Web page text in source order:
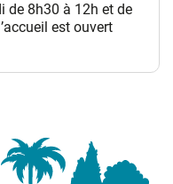
de 8h30 à 12h et de
est ouvert